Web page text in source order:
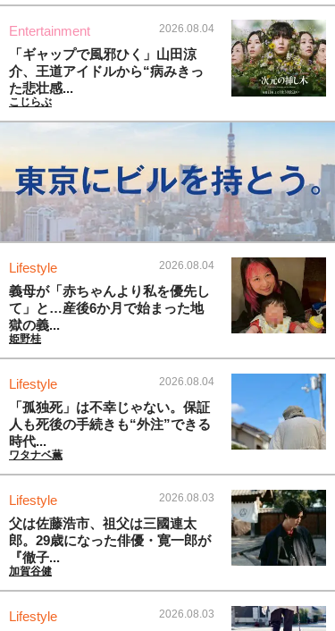
Entertainment 2026.08.04
「ギャップで風邪ひく」山田涼
介、王道アイドルから“病みきっ
た悲壮感...
こじらぶ
Lifestyle 2026.08.04
義母が「赤ちゃんより私を優先し
て」と…産後6か月で始まった地
獄の義...
姫野桂
Lifestyle 2026.08.04
「孤独死」は不幸じゃない。保証
人も死後の手続きも“外注”できる
時代...
ワタナベ薫
Lifestyle 2026.08.03
父は佐藤浩市、祖父は三國連太
郎。29歳になった俳優・寛一郎が
『徹子...
加賀谷健
Lifestyle 2026.08.03